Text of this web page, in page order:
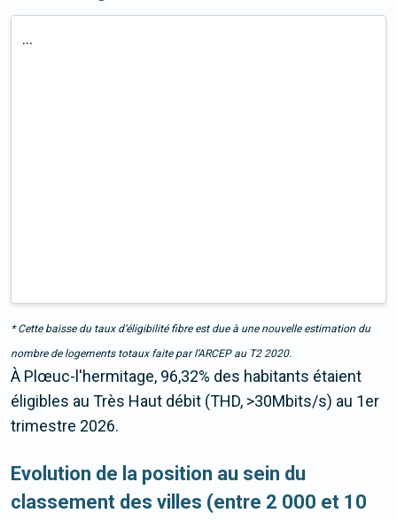
...
* Cette baisse du taux d’éligibilité fibre est due à une nouvelle estimation du
nombre de logements totaux faite par l’ARCEP au T2 2020.
À Plœuc-l'hermitage, 96,32% des habitants étaient
éligibles au Très Haut débit (THD, >30Mbits/s) au 1er
trimestre 2026.
Evolution de la position au sein du
classement des villes (entre 2 000 et 10